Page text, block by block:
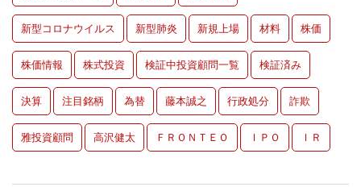
新型コロナウイルス 新型肺炎 新規上場 材料 株価
株価情報 株式投資 検証中投資顧問一覧 検証済み
決算 注目銘柄 為替 藤本誠之 行政処分 詐欺
雅投資顧問 高沢健太 ＦＲＯＮＴＥＯ ＩＰＯ ＩＲ